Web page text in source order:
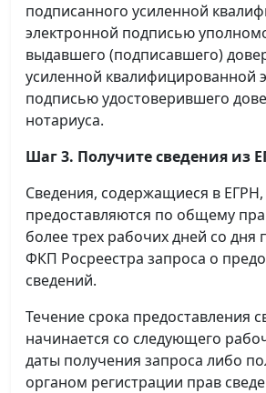
подписанного усиленной
электронной подписью
выдавшего (подписавшего)
усиленной квалифицированной
подписью удостоверившего
нотариуса.
Шаг 3. Получите сведения из
Сведения, содержащиеся в ЕГРН,
предоставляются по общему
более трех рабочих дней со дня
ФКП Росреестра запроса о
сведений.
Течение срока предоставления
начинается со следующего
даты получения запроса либо
органом регистрации прав